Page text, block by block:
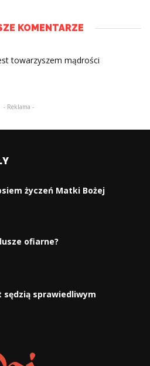
KOMENTARZE
towarzyszem mądrości
- Reklama -
życzeń Matki Bożej
ofiarne?
sędzią sprawiedliwym